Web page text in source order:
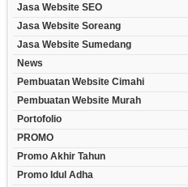
Jasa Website SEO
Jasa Website Soreang
Jasa Website Sumedang
News
Pembuatan Website Cimahi
Pembuatan Website Murah
Portofolio
PROMO
Promo Akhir Tahun
Promo Idul Adha